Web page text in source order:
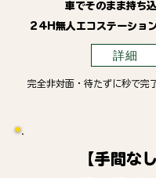
車でそのまま持ち込
24H無人エコステーショ
詳細
完全非対面・待たずに秒で完
【手間なし